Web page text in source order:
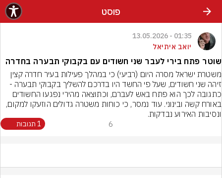
פוסט
01:35 - 13.05.2026
יואב איתיאל
שוטר פתח בירי לעבר שני חשודים עם בקבוקי תבערה בחדרה
ונסיבות האירוע נבדקות.
6 1 תגובות